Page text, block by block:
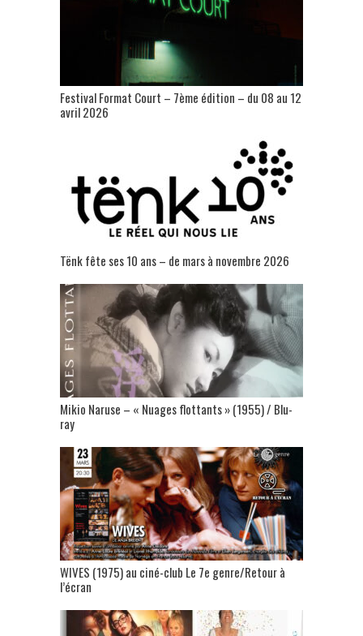
Festival Format Court – 7ème édition – du 08 au 12
avril 2026
Tënk fête ses 10 ans – de mars à novembre 2026
Mikio Naruse – « Nuages flottants » (1955) / Blu-
ray
WIVES (1975) au ciné-club Le 7e genre/Retour à
l’écran